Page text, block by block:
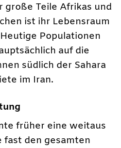
große Teile Afrikas und
ist ihr Lebensraum
Populationen
auf die
südlich der Sahara
im Iran.
früher eine weitaus
fast den gesamten